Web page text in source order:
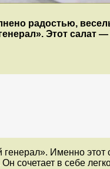
радостью,
Этот салат
Именно
сочетает в себе